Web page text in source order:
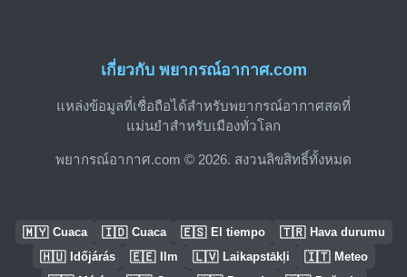
เกี่ยวกับ พยากรณ์อากาศ.com
แหล่งข้อมูลที่เชื่อถือได้สำหรับพยากรณ์อากาศสดที่
แม่นยำสำหรับเมืองทั่วโลก
พยากรณ์อากาศ.com © 2026. สงวนลิขสิทธิ์ทั้งหมด
🇲🇾 Cuaca 🇮🇩 Cuaca 🇪🇸 El tiempo 🇹🇷 Hava durumu
🇭🇺 Időjárás 🇪🇪 Ilm 🇱🇻 Laikapstākļi 🇮🇹 Meteo